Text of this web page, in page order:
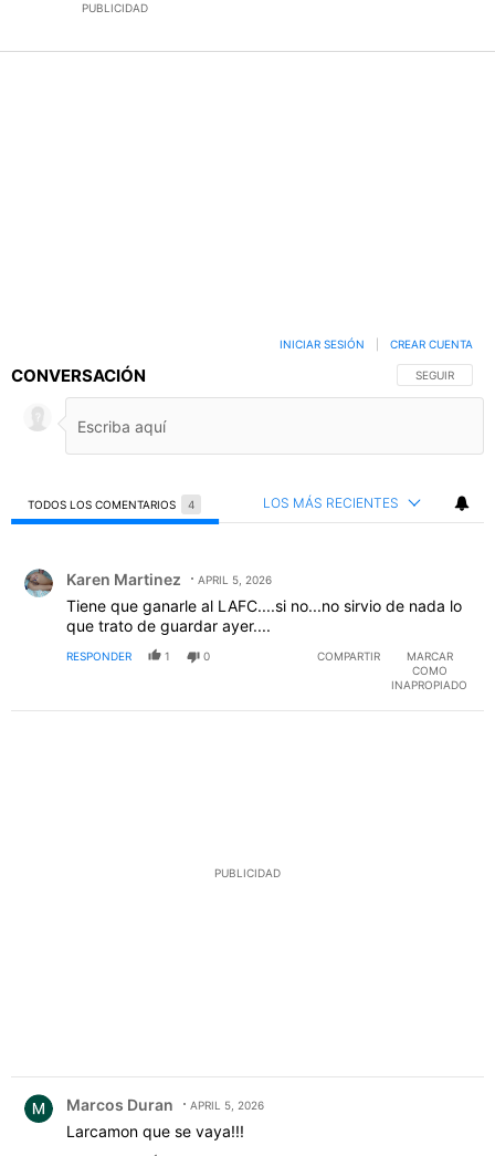
PUBLICIDAD
CONVERSACIÓN SIGA ESTA
SEGUIR
INICIAR SESIÓN CREAR CUENTA
TODOS LOS COMENTARIOS 4 LOS MÁS RECIENTES
Karen Martinez APRIL 5, 2026
Tiene que ganarle al LAFC....si no...no sirvio de nada lo
que trato de guardar ayer....
RESPONDER 1 0 COMPARTIR
MARCAR
COMO
INAPROPIADO
PUBLICIDAD
Marcos Duran APRIL 5, 2026
Larcamon que se vaya!!!